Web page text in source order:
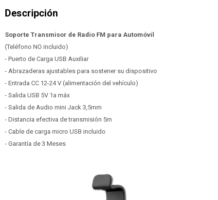
Soporte Transmisor de Radio FM para Automóvil
(Teléfono NO incluido)
- Puerto de Carga USB Auxiliar
- Abrazaderas ajustables para sostener su dispositivo
- Entrada CC 12-24 V (alimentación del vehículo)
- Salida USB 5V 1a máx
- Salida de Audio mini Jack 3,5mm
- Distancia efectiva de transmisión 5m
- Cable de carga micro USB incluido
- Garantía de 3 Meses